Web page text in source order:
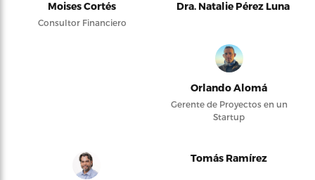
Moises Cortés
Consultor Financiero
Dra. Natalie Pérez Luna
Orlando Alomá
Gerente de Proyectos en un
Startup
Tomás Ramírez